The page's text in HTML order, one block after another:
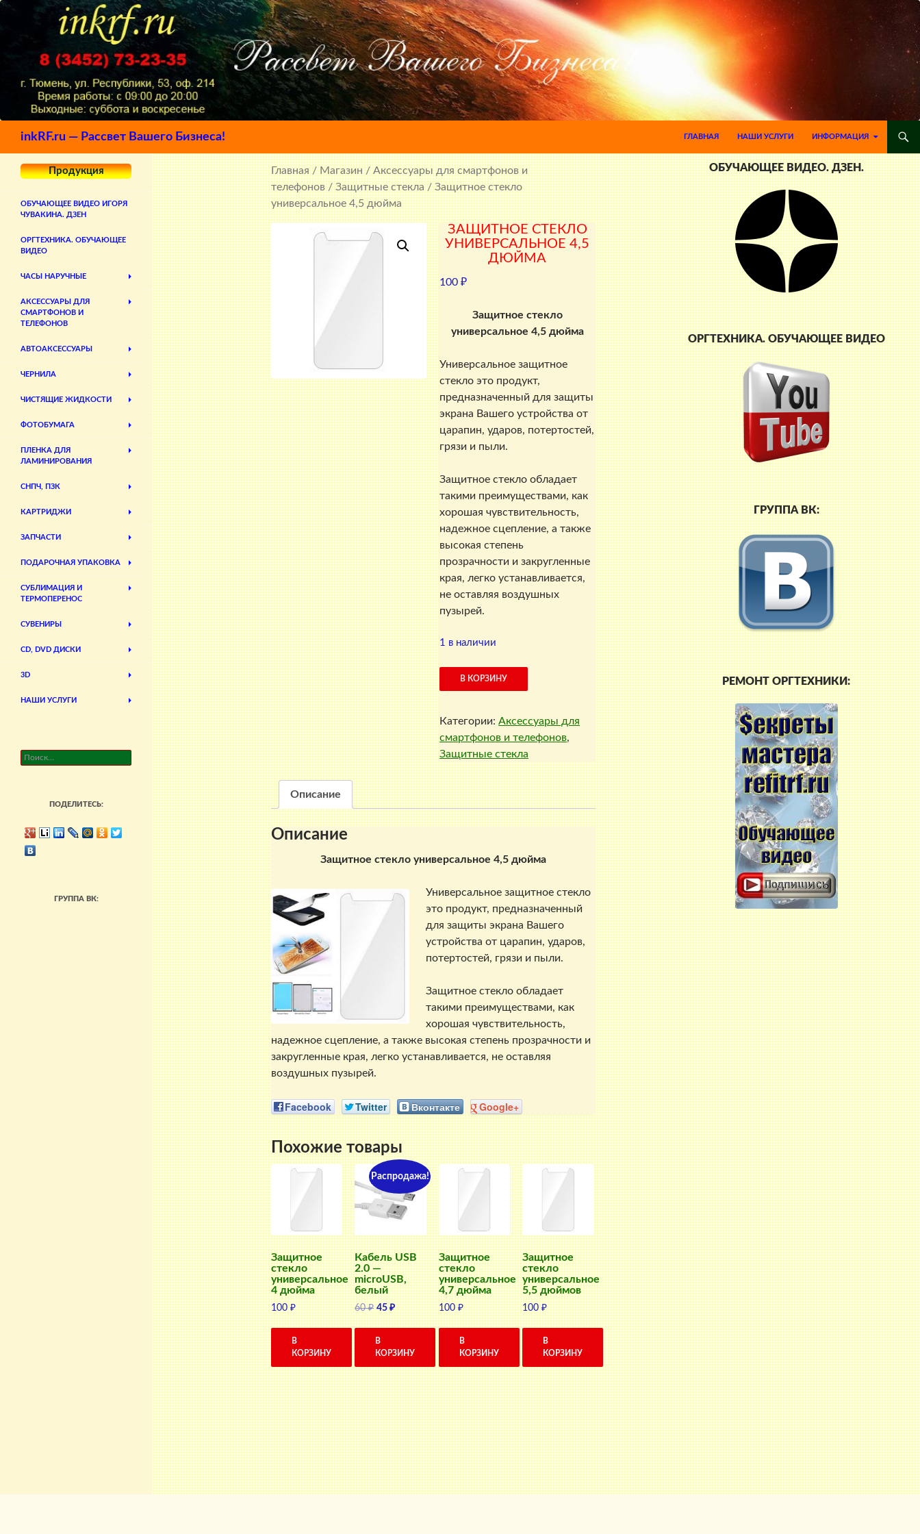
inkRF.ru — Рассвет Вашего Бизнеса!
ГЛАВНАЯ
НАШИ УСЛУГИ ИНФОРМАЦИЯ
Главная/Магазин/Аксессуары для смартфонов и
телефонов/Защитные стекла/ Защитное стекло
универсальное 4,5 дюйма
ЗАЩИТНОЕ СТЕКЛО
УНИВЕРСАЛЬНОЕ 4,5
ДЮЙМА
100₽
Защитное стекло
универсальное 4,5 дюйма
Универсальное защитное
стекло это продукт,
предназначенный для защиты
экрана Вашего устройства от
царапин, ударов, потертостей,
грязи и пыли.
Защитное стекло обладает
такими преимуществами, как
хорошая чувствительность,
надежное сцепление, а также
высокая степень
прозрачности и закругленные
края, легко устанавливается,
не оставляя воздушных
пузырей.
1 в наличии
Количество
товара
Защитное
стекло
универсальное
4,5
дюйма
В КОРЗИНУ
Категории:Аксессуары для
смартфонов и телефонов,
Защитные стекла
Описание
Описание
Защитное стекло универсальное 4,5 дюйма
Универсальное защитное стекло
это продукт, предназначенный
для защиты экрана Вашего
устройства от царапин, ударов,
потертостей, грязи и пыли.
Защитное стекло обладает
такими преимуществами, как
хорошая чувствительность,
надежное сцепление, а также высокая степень прозрачности и
закругленные края, легко устанавливается, не оставляя
воздушных пузырей.
Facebook Twitter Вконтакте Google+
Похожие товары
Защитное
стекло
универсальное
4 дюйма
100₽
В
КОРЗИНУ
Распродажа!
Кабель USB
2.0 —
microUSB,
белый
60₽ Первоначальная
цена
составляла
60 ₽.
45₽Текущая
цена:
В
КОРЗИНУ
Защитное
стекло
универсальное
4,7 дюйма
100₽
В
КОРЗИНУ
Защитное
стекло
универсальное
5,5 дюймов
100₽
В
КОРЗИНУ
ОБУЧАЮЩЕЕ ВИДЕО. ДЗЕН.
ОРГТЕХНИКА. ОБУЧАЮЩЕЕ ВИДЕО
ГРУППА ВК:
РЕМОНТ ОРГТЕХНИКИ:
Продукция
ОБУЧАЮЩЕЕ ВИДЕО ИГОРЯ
ЧУВАКИНА. ДЗЕН
ОРГТЕХНИКА. ОБУЧАЮЩЕЕ
ВИДЕО
ЧАСЫ НАРУЧНЫЕ
АКСЕССУАРЫ ДЛЯ
СМАРТФОНОВ И
ТЕЛЕФОНОВ
АВТОАКСЕССУАРЫ
ЧЕРНИЛА
ЧИСТЯЩИЕ ЖИДКОСТИ
ФОТОБУМАГА
ПЛЕНКА ДЛЯ
ЛАМИНИРОВАНИЯ
СНПЧ, ПЗК
КАРТРИДЖИ
ЗАПЧАСТИ
ПОДАРОЧНАЯ УПАКОВКА
СУБЛИМАЦИЯ И
ТЕРМОПЕРЕНОС
СУВЕНИРЫ
CD, DVD ДИСКИ
3D
НАШИ УСЛУГИ
Найти:
ПОДЕЛИТЕСЬ:
ГРУППА ВК: